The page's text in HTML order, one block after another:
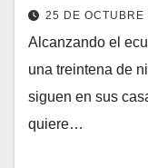
25 DE OCTUBRE
Alcanzando el
una treintena de
siguen en sus
quiere…